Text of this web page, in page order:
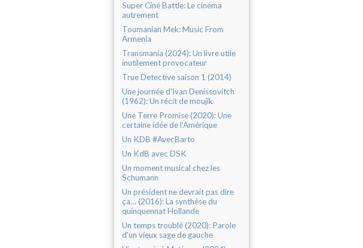
Super Ciné Battle: Le cinéma
autrement
Toumanian Mek: Music From
Armenia
Transmania (2024): Un livre utile
inutilement provocateur
True Detective saison 1 (2014)
Une journée d'Ivan Denissovitch
(1962): Un récit de moujik
Une Terre Promise (2020): Une
certaine idée de l’Amérique
Un KDB #AvecBarto
Un KdB avec DSK
Un moment musical chez les
Schumann
Un président ne devrait pas dire
ça… (2016): La synthèse du
quinquennat Hollande
Un temps troublé (2020): Parole
d'un vieux sage de gauche